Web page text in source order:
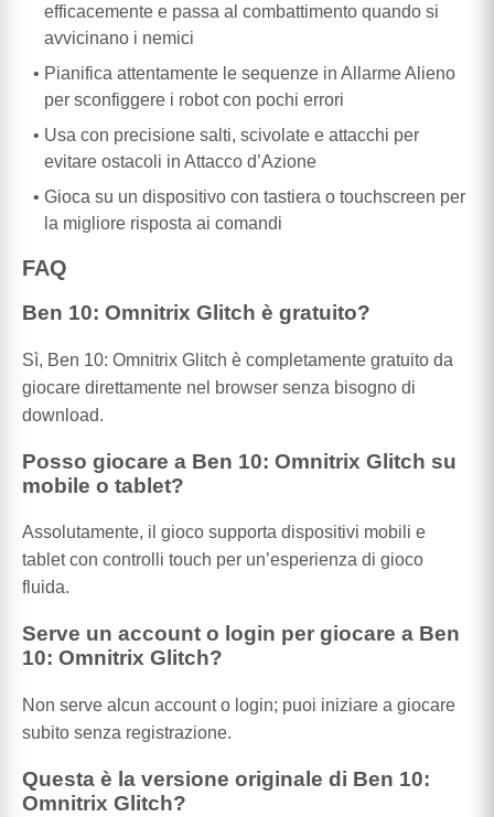
efficacemente e passa al combattimento quando si
avvicinano i nemici
Pianifica attentamente le sequenze in Allarme Alieno
per sconfiggere i robot con pochi errori
Usa con precisione salti, scivolate e attacchi per
evitare ostacoli in Attacco d’Azione
Gioca su un dispositivo con tastiera o touchscreen per
la migliore risposta ai comandi
FAQ
Ben 10: Omnitrix Glitch è gratuito?
Sì, Ben 10: Omnitrix Glitch è completamente gratuito da
giocare direttamente nel browser senza bisogno di
download.
Posso giocare a Ben 10: Omnitrix Glitch su
mobile o tablet?
Assolutamente, il gioco supporta dispositivi mobili e
tablet con controlli touch per un’esperienza di gioco
fluida.
Serve un account o login per giocare a Ben
10: Omnitrix Glitch?
Non serve alcun account o login; puoi iniziare a giocare
subito senza registrazione.
Questa è la versione originale di Ben 10:
Omnitrix Glitch?